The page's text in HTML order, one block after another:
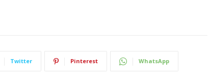
Twitter Pinterest WhatsApp